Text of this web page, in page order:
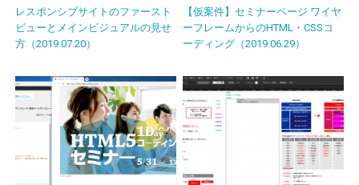
レスポンシブサイトのファースト
ビューとメインビジュアルの見せ
方（2019.07.20）
【仮案件】セミナーページ ワイヤ
ーフレームからのHTML・CSSコ
ーディング（2019.06.29）